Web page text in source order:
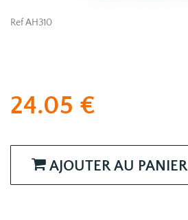
Ref AH310
24.05 €
AJOUTER AU PANIER